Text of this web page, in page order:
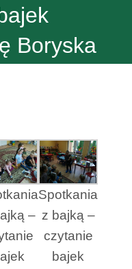
Boryska
–
Spotkania
z bajką –
czytanie
bajek